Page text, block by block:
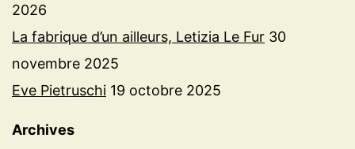
2026
La fabrique d’un ailleurs, Letizia Le Fur 30
novembre 2025
Eve Pietruschi 19 octobre 2025
Archives